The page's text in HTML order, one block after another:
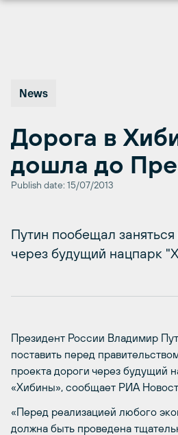
News
Дорога в
дошла до
Publish date: 15/07/2013
Путин пообещал
через будущий нацпарк
Президент России Владимир
поставить перед
проекта дороги через будущий
«Хибины», сообщает РИА
«Перед реализацией любого
должна быть проведена